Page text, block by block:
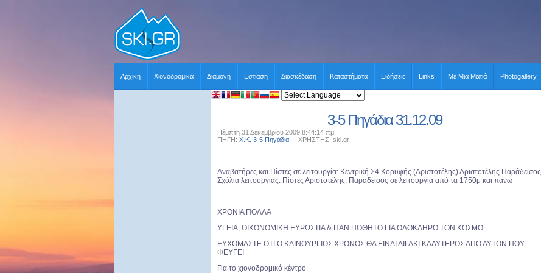
Αρχική Χιονοδρομικά Διαμονή Εστίαση Διασκέδαση Καταστήματα Ειδήσεις Links Με Μια Ματιά Photogallery
3-5 Πηγάδια 31.12.09
Πέμπτη 31 Δεκεμβρίου 2009 8:44:14 πμ
ΠΗΓΗ: Χ.Κ. 3-5 Πηγάδια ΧΡΗΣΤΗΣ: ski.gr
Αναβατήρες και Πίστες σε λειτουργία: Κεντρική Σ4 Κορυφής (Αριστοτέλης) Αριστοτέλης Παράδεισος
Σχόλια λειτουργίας: Πίστες Αριστοτέλης, Παράδεισος σε λειτουργία από τα 1750μ και πάνω
ΧΡΟΝΙΑ ΠΟΛΛΑ
ΥΓΕΙΑ, ΟΙΚΟΝΟΜΙΚΗ ΕΥΡΩΣΤΙΑ & ΠΑΝ ΠΟΘΗΤΟ ΓΙΑ ΟΛΟΚΛΗΡΟ ΤΟΝ ΚΟΣΜΟ
ΕΥΧΟΜΑΣΤΕ ΟΤΙ Ο ΚΑΙΝΟΥΡΓΙΟΣ ΧΡΟΝΟΣ ΘΑ ΕΙΝΑΙ ΛΙΓΑΚΙ ΚΑΛΥΤΕΡΟΣ ΑΠΟ ΑΥΤΟΝ ΠΟΥ
ΦΕΥΓΕΙ
Για το χιονοδρομικό κέντρο